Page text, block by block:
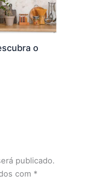
o
publicado.
com *